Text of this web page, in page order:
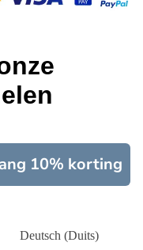
10% korting
Deutsch (Duits)